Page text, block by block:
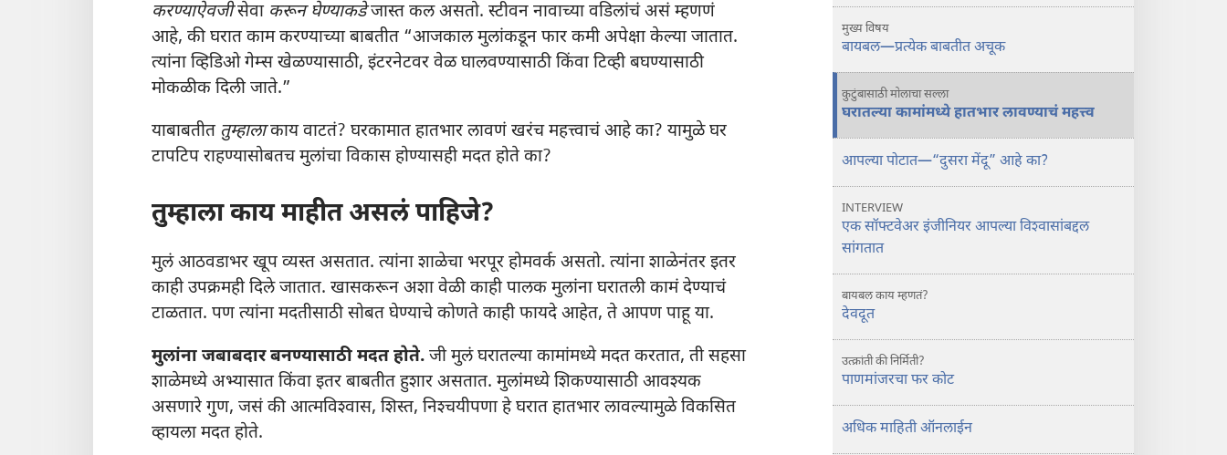
करण्याऐवजीसेवा करून घेण्याकडेजास्त कल असतो. स्टीवन नावाच्या वडिलांचं असं म्हणणं
आहे, की घरात काम करण्याच्या बाबतीत “आजकाल मुलांकडून फार कमी अपेक्षा केल्या जातात.
त्यांना व्हिडिओ गेम्स खेळण्यासाठी, इंटरनेटवर वेळ घालवण्यासाठी किंवा टिव्ही बघण्यासाठी
मोकळीक दिली जाते.”
याबाबतीत तुम्हालाकाय वाटतं? घरकामात हातभार लावणं खरंच महत्त्वाचं आहे का? यामुळे घर
टापटिप राहण्यासोबतच मुलांचा विकास होण्यासही मदत होते का?
तुम्हाला काय माहीत असलं पाहिजे?
मुलं आठवडाभर खूप व्यस्त असतात. त्यांना शाळेचा भरपूर होमवर्क असतो. त्यांना शाळेनंतर इतर
काही उपक्रमही दिले जातात. खासकरून अशा वेळी काही पालक मुलांना घरातली कामं देण्याचं
टाळतात. पण त्यांना मदतीसाठी सोबत घेण्याचे कोणते काही फायदे आहेत, ते आपण पाहू या.
मुलांना जबाबदार बनण्यासाठी मदत होते. जी मुलं घरातल्या कामांमध्ये मदत करतात, ती सहसा
शाळेमध्ये अभ्यासात किंवा इतर बाबतीत हुशार असतात. मुलांमध्ये शिकण्यासाठी आवश्‍यक
असणारे गुण, जसं की आत्मविश्‍वास, शिस्त, निश्‍चयीपणा हे घरात हातभार लावल्यामुळे विकसित
व्हायला मदत होते.
का?
मुख्य विषय
बायबल—प्रत्येक बाबतीत अचूक
कुटुंबासाठी मोलाचा सल्ला
घरातल्या कामांमध्ये हातभार लावण्याचं महत्त्व
आपल्या पोटात—“दुसरा मेंदू” आहे का?
INTERVIEW
एक सॉफ्टवेअर इंजीनियर आपल्या विश्‍वासांबद्दल
सांगतात
बायबल काय म्हणतं?
देवदूत
उत्क्रांती की निर्मिती?
पाणमांजरचा फर कोट
अधिक माहिती ऑनलाईन